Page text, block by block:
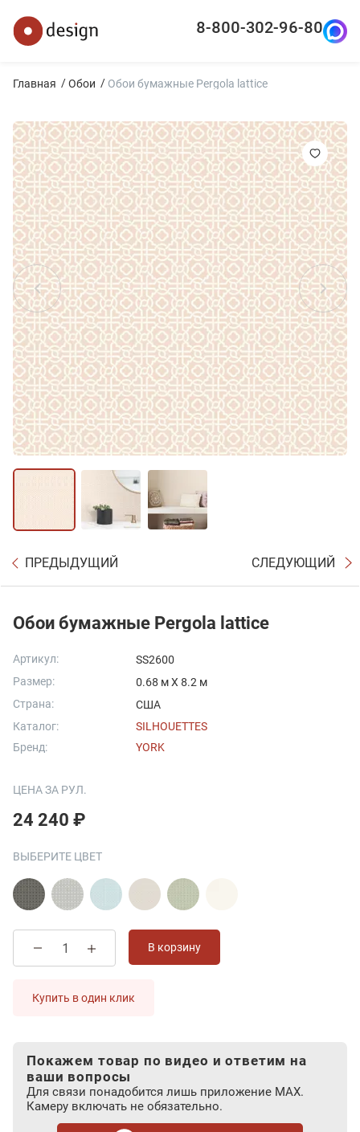
8-800-302-96-80
Главная Обои Обои бумажные Pergola lattice
ПРЕДЫДУЩИЙ СЛЕДУЮЩИЙ
Обои бумажные Pergola lattice
Артикул:
SS2600
Размер:
0.68 м X 8.2 м
Страна:
США
Каталог:
SILHOUETTES
Бренд:
YORK
ЦЕНА ЗА РУЛ.
24 240 ₽
ВЫБЕРИТЕ ЦВЕТ
В корзину
Купить в один клик
Покажем товар по видео и ответим на
ваши вопросы
Для связи понадобится лишь приложение MAX.
Камеру включать не обязательно.